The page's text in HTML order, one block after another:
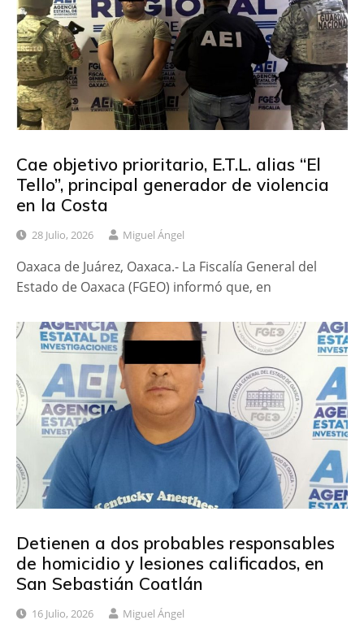
Cae objetivo prioritario, E.T.L. alias “El
Tello”, principal generador de violencia
en la Costa
28 Julio, 2026 Miguel Ángel
Oaxaca de Juárez, Oaxaca.- La Fiscalía General del
Estado de Oaxaca (FGEO) informó que, en
Detienen a dos probables responsables
de homicidio y lesiones calificados, en
San Sebastián Coatlán
16 Julio, 2026 Miguel Ángel